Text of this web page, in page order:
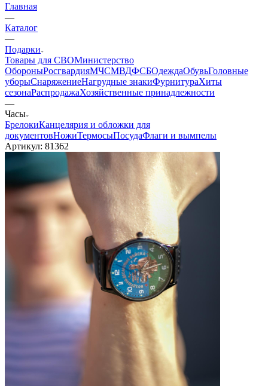
Главная
—
Каталог
—
Подарки
Товары для СВОМинистерство
ОбороныРосгвардияМЧСМВДФСБОдеждаОбувьГоловные
уборыСнаряжениеНагрудные знакиФурнитураХиты
сезонаРаспродажаХозяйственные принадлежности
—
Часы
БрелокиКанцелярия и обложки для
документовНожиТермосыПосудаФлаги и вымпелы
Артикул: 81362